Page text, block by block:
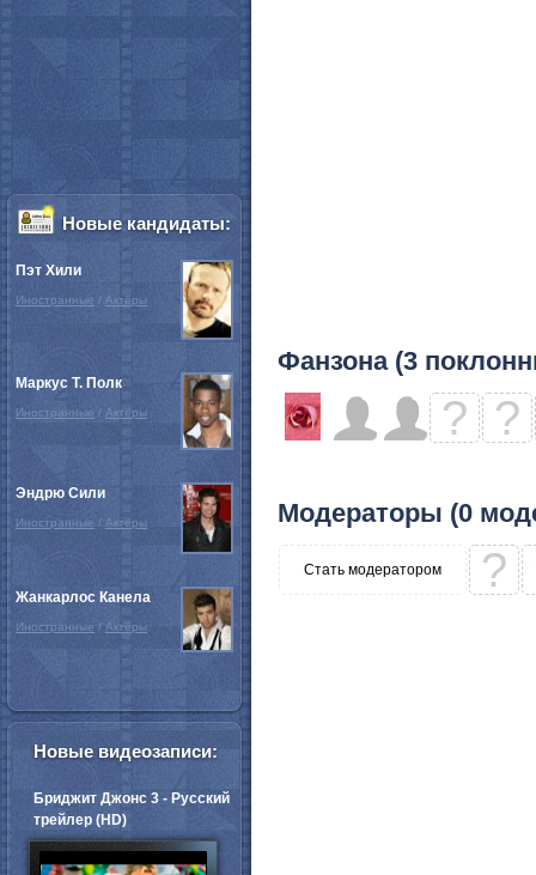
Фанзона (3
? ?
Модераторы (0
Стать модератором ?
Новые кандидаты:
Пэт Хили
Иностранные / Актёры
Маркус Т. Полк
Иностранные / Актёры
Эндрю Сили
Иностранные / Актёры
Жанкарлос Канела
Иностранные / Актёры
Новые видеозаписи:
Бриджит Джонс 3 - Русский
трейлер (HD)